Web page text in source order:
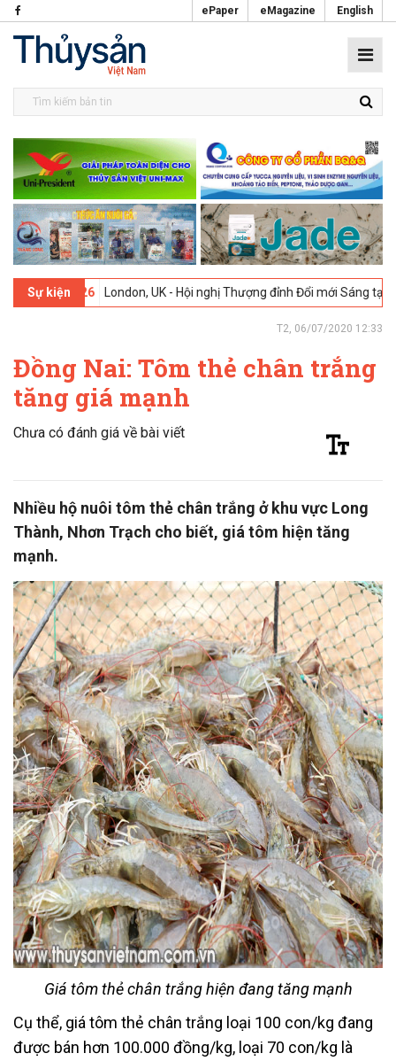
ePaper eMagazine English
Sự kiện
2026 London, UK - Hội nghị Thượng đỉnh Đổi mới Sáng tạo trong
T2, 06/07/2020 12:33
Đồng Nai: Tôm thẻ chân trắng
tăng giá mạnh
Chưa có đánh giá về bài viết
Nhiều hộ nuôi tôm thẻ chân trắng ở khu vực Long
Thành, Nhơn Trạch cho biết, giá tôm hiện tăng
mạnh.
Giá tôm thẻ chân trắng hiện đang tăng mạnh
Cụ thể, giá tôm thẻ chân trắng loại 100 con/kg đang
được bán hơn 100.000 đồng/kg, loại 70 con/kg là